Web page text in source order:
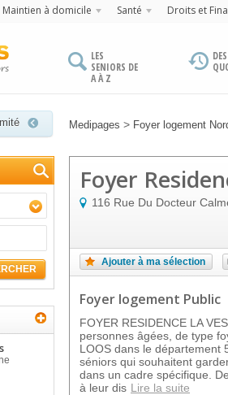
Maintien à domicile Santé Droits et
LES
SENIORS DE
A À Z
Medipages > Foyer logement
Foyer
116 Rue Du Docteur
Ajouter à ma sélection
Foyer logement Public
FOYER RESIDENCE LA
personnes âgées, de type
LOOS dans le département
séniors qui souhaitent
dans un cadre spécifique.
à leur dis Lire la suite